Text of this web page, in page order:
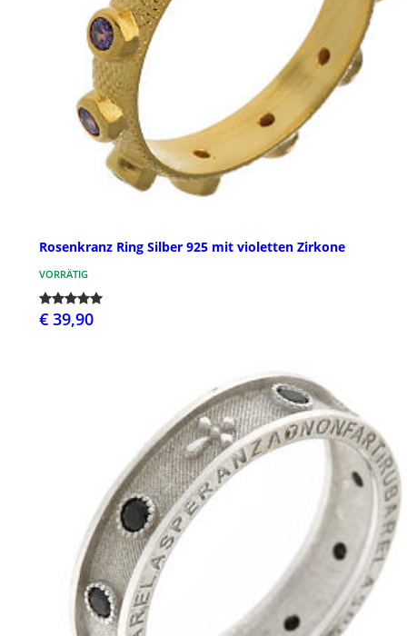
Rosenkranz Ring Silber 925 mit violetten Zirkone
VORRÄTIG
€ 39,90